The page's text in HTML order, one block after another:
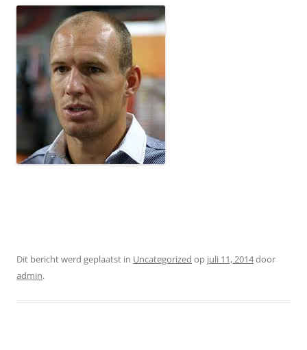
Dit bericht werd geplaatst in Uncategorized op juli 11, 2014door
admin.